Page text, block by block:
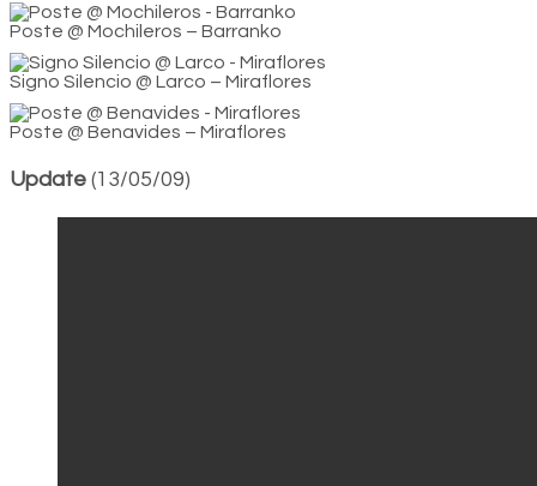
Poste @ Mochileros – Barranko
Signo Silencio @ Larco – Miraflores
Poste @ Benavides – Miraflores
Update (13/05/09)